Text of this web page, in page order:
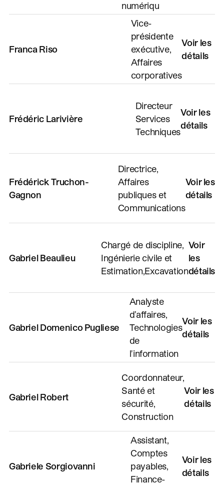
numériqu
Franca Riso
Vice-
présidente
exécutive,
Affaires
corporatives
Voir les
détails
Frédéric Larivière
Directeur
Services
Techniques
Voir les
détails
Frédérick Truchon-
Gagnon
Directrice,
Affaires
publiques et
Communications
Voir les
détails
Gabriel Beaulieu
Chargé de discipline,
Ingénierie civile et
Estimation,Excavation
Voir
les
détails
Gabriel Domenico Pugliese
Analyste
d’affaires,
Technologies
de
l'information
Voir les
détails
Gabriel Robert
Coordonnateur,
Santé et
sécurité,
Construction
Voir les
détails
Gabriele Sorgiovanni
Assistant,
Comptes
payables,
Finance-
Voir les
détails